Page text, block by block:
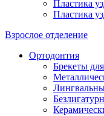
Пластика
Пластика
Взрослое отделение
Ортодонтия
Брекеты